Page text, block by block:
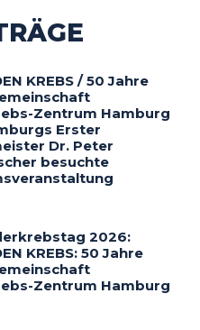
KREBS / 50 Jahre
Zentrum Hamburg
Erster
Dr. Peter
besuchte
2026:
KREBS: 50 Jahre
Zentrum Hamburg